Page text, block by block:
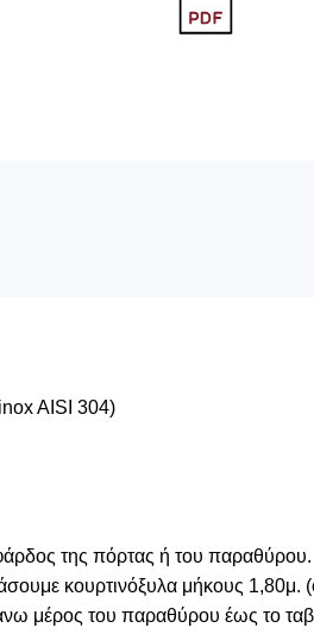
AISI 304)
της πόρτας ή του παραθύρου.
κουρτινόξυλα μήκους 1,80μ.
του παραθύρου έως το